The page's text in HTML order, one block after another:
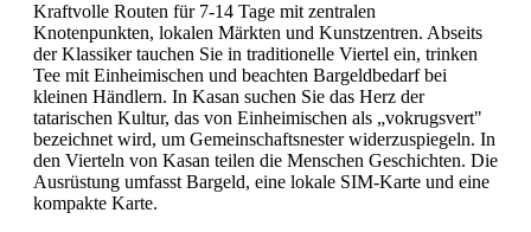
Kraftvolle Routen für 7-14 Tage mit zentralen
Knotenpunkten, lokalen Märkten und Kunstzentren. Abseits
der Klassiker tauchen Sie in traditionelle Viertel ein, trinken
Tee mit Einheimischen und beachten Bargeldbedarf bei
kleinen Händlern. In Kasan suchen Sie das Herz der
tatarischen Kultur, das von Einheimischen als „vokrugsvert"
bezeichnet wird, um Gemeinschaftsnester widerzuspiegeln. In
den Vierteln von Kasan teilen die Menschen Geschichten. Die
Ausrüstung umfasst Bargeld, eine lokale SIM-Karte und eine
kompakte Karte.